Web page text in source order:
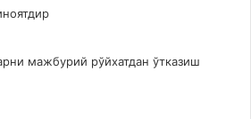
мажбурий рўйхатдан ўтказиш